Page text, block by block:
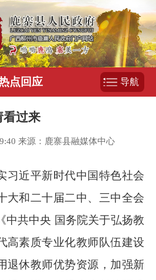
点回应 导航
看过来
来源：鹿寨县融媒体中心
习近平新时代中国特色社会
大和二十届二中、三中全会
中共中央 国务院关于弘扬教
高素质专业化教师队伍建设
退休教师优势资源，加强新